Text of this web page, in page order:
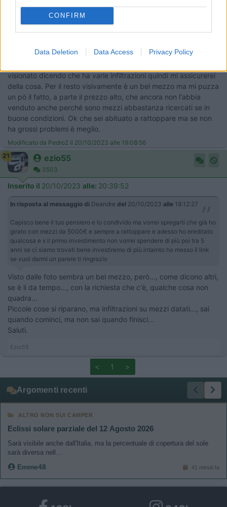
CONFIRM
Data Deletion Data Access Privacy Policy
Paolo DR
Pedro2
Inserito il20/10/2023 alle:18:51:13
visionato dicendo che ha varie infiltrazioni quindi mi assicurerei
della cosa. Per il resto visivamente è un bel mezzo ma mi puzza
un pò il fatto, a parte il prezzo alto, che ancora non l'abbia
venduto anche perché sono mezzi abbastanza ricercati se in
buone condizioni. Ok che sei abituato a rattoppare ma se non
ha grossi problemi è meglio.
Modificato da Pedro2 il 20/10/2023 alle 19:08:56
21
ezio55
3503
Inserito il 20/10/2023 alle: 20:39:52
In risposta al messaggio di Deandre del 20/10/2023 alle 18:12:27
Capisco bene il tuo pensiero e lo condivido ma vorrei spiegarti che già ho
girato con mezzi da 5000€ e sempre a rattoppare e adesso ho ereditato
qualcosa e x il primo investimento non vorrei spendere di più poi tra 5
anni se ci siamo trovati bene investiremo di più.intamto ho messo il link
se vuoi darmi un parere ti ringrazio ​
Visto dalle foto sembra un bel mezzo, però..., come dicono altri,
se è li da tempo..., con la richiesta che c'è, qualche cosa non
quadra...
Piccole cose si riparano, ma infiltrazioni su mezzi datati..., sai
quando cominci, ma non sai quando finisci...
Saluti.
Ezio55
< 1 >
Argomenti recenti
ALTRO NON SUI CAMPER
Eclissi solare parziale del 12 Agosto 2026
Sarà visibile anche dall'Italia, ma la percentuale di copertura del sole
sarà diversa nell...
Emme48 41 minuti fa